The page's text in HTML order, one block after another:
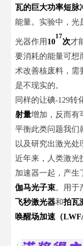
瓦的巨大功率短脉
能量。实验中，光
光器作用 10
17
次才
要消耗的能量可想
术改善核废料，需
是不现实的。
同样的让碘-129转
射量增加，反而有
平衡此类问题我们
以及研究出激光处
近年来，人类激光
加速器一起，产生
伽马光子束。用于
飞秒激光器和拍瓦
唤醒场加速（